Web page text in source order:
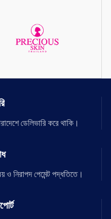
ডেলিভারি করে থাকি।
ও নিরাপদ পেমেন্ট পদ্ধতিতে।